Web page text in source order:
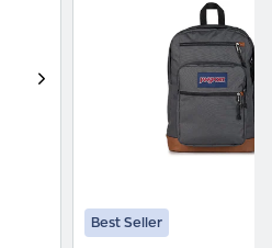
Best Seller